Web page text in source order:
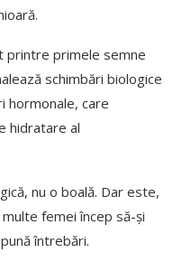
printre primele semne
schimbări biologice
hormonale, care
hidratare al
nu o boală. Dar este,
femei încep să-și
întrebări.